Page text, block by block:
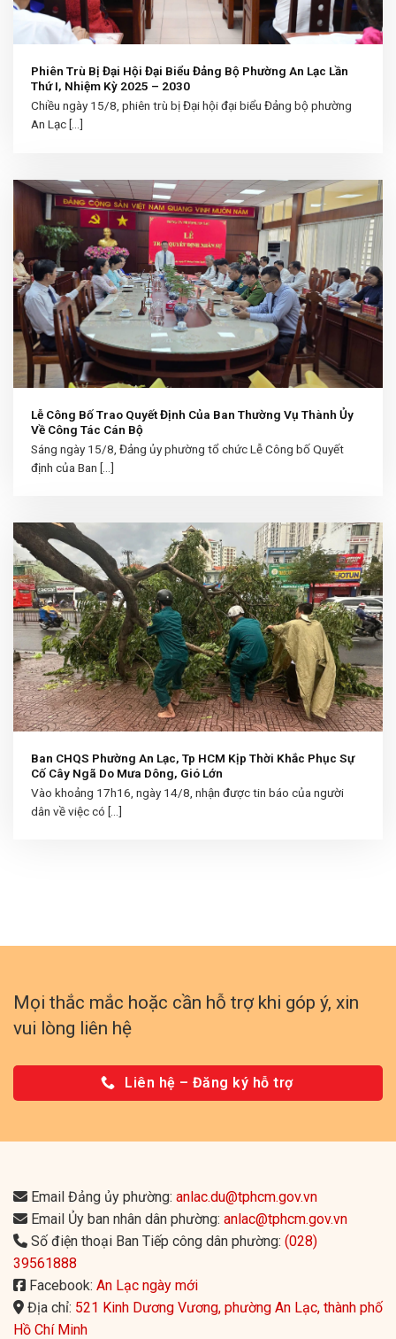
Phiên Trù Bị Đại Hội Đại Biểu Đảng Bộ Phường An Lạc Lần
Thứ I, Nhiệm Kỳ 2025 – 2030
Chiều ngày 15/8, phiên trù bị Đại hội đại biểu Đảng bộ phường
An Lạc [...]
Lễ Công Bố Trao Quyết Định Của Ban Thường Vụ Thành Ủy
Về Công Tác Cán Bộ
Sáng ngày 15/8, Đảng ủy phường tổ chức Lễ Công bố Quyết
định của Ban [...]
Ban CHQS Phường An Lạc, Tp HCM Kịp Thời Khắc Phục Sự
Cố Cây Ngã Do Mưa Dông, Gió Lớn
Vào khoảng 17h16, ngày 14/8, nhận được tin báo của người
dân về việc có [...]
Mọi thắc mắc hoặc cần hỗ trợ khi góp ý, xin
vui lòng liên hệ
Liên hệ – Đăng ký hỗ trợ
Email Đảng ủy phường: anlac.du@tphcm.gov.vn
Email Ủy ban nhân dân phường: anlac@tphcm.gov.vn
Số điện thoại Ban Tiếp công dân phường: (028)
39561888
Facebook: An Lạc ngày mới
Địa chỉ: 521 Kinh Dương Vương, phường An Lạc, thành phố
Hồ Chí Minh